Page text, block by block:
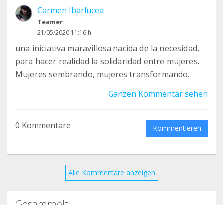
Carmen Ibarlucea
Teamer
21/05/2020 11:16 h
una iniciativa maravillosa nacida de la necesidad,
para hacer realidad la solidaridad entre mujeres.
Mujeres sembrando, mujeres transformando.
Ganzen Kommentar sehen
0 Kommentare Kommentieren
Alle Kommentare anzeigen